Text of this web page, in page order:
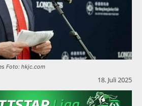
Foto: hkjc.com
18. Juli 2025